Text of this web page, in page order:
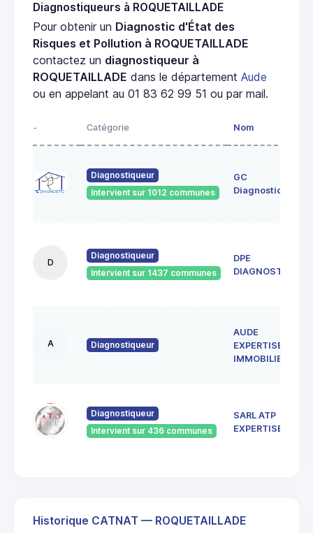
Diagnostiqueurs à ROQUETAILLADE
Pour obtenir un Diagnostic d'État des
Risques et Pollution à ROQUETAILLADE
contactez un diagnostiqueur à
ROQUETAILLADE dans le département Aude
ou en appelant au 01 83 62 99 51 ou par mail.
- Catégorie Nom
Diagnostiqueur
Intervient sur 1012 communes
GC
Diagnostics
D
Diagnostiqueur
Intervient sur 1437 communes
DPE
DIAGNOSTICS
A Diagnostiqueur
AUDE
EXPERTISE
IMMOBILIERE
Diagnostiqueur
Intervient sur 436 communes
SARL ATP
EXPERTISES
Historique CATNAT — ROQUETAILLADE